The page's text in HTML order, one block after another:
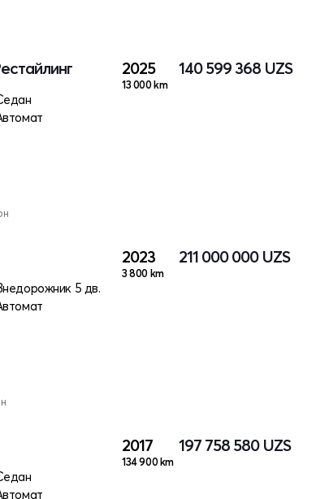
2025
13 000 km
140 599 368 UZS
5 дв.
2023
3 800 km
211 000 000 UZS
2017
134 900 km
197 758 580 UZS